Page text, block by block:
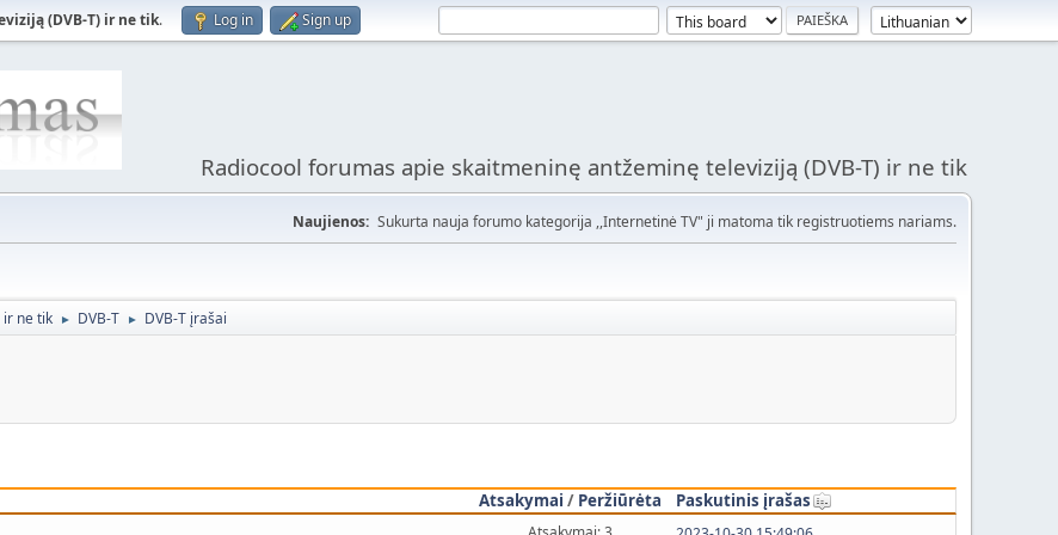
(DVB-T) ir ne tik. Log in Sign up
Radiocool forumas apie skaitmeninę antžeminę televiziją (DVB-T) ir ne tik
Naujienos: Sukurta nauja forumo kategorija ,,Internetinė TV" ji matoma tik registruotiems nariams.
ir ne tik ► DVB-T ► DVB-T įrašai
Atsakymai / Peržiūrėta
Paskutinis įrašas